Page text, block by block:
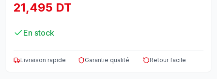
21,495 DT
En stock
Livraison rapide Garantie qualité Retour facile